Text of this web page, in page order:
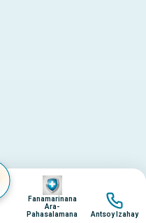
Image
Fanamarinana
Ara-
Pahasalamana
Image
Antsoy Izahay